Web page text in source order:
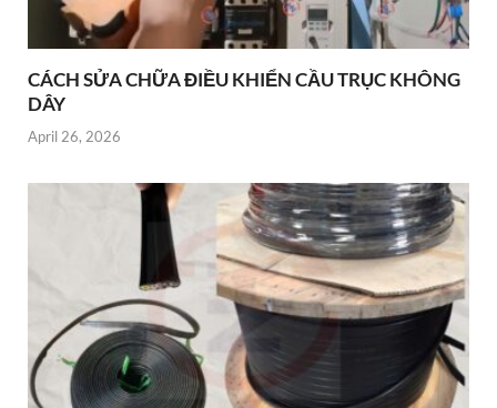
CÁCH SỬA CHỮA ĐIỀU KHIỂN CẦU TRỤC KHÔNG
DÂY
April 26, 2026